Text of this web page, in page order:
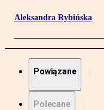
Aleksandra Rybińska
Powiązane
Polecane